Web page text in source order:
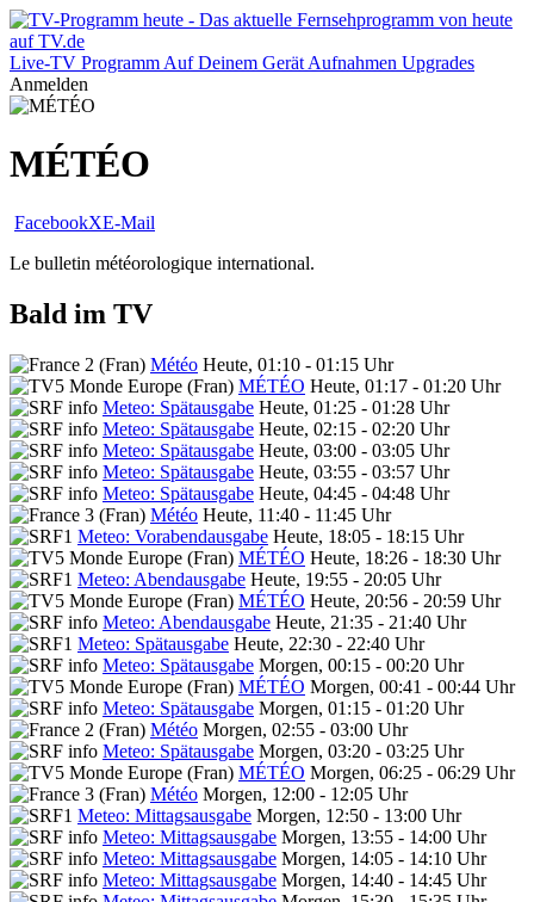
Live-TV Programm Auf Deinem Gerät Aufnahmen Upgrades
Anmelden
MÉTÉO
FacebookXE-Mail
Le bulletin météorologique international.
Bald im TV
Météo Heute, 01:10 - 01:15 Uhr
MÉTÉO Heute, 01:17 - 01:20 Uhr
Meteo: Spätausgabe Heute, 01:25 - 01:28 Uhr
Meteo: Spätausgabe Heute, 02:15 - 02:20 Uhr
Meteo: Spätausgabe Heute, 03:00 - 03:05 Uhr
Meteo: Spätausgabe Heute, 03:55 - 03:57 Uhr
Meteo: Spätausgabe Heute, 04:45 - 04:48 Uhr
Météo Heute, 11:40 - 11:45 Uhr
Meteo: Vorabendausgabe Heute, 18:05 - 18:15 Uhr
MÉTÉO Heute, 18:26 - 18:30 Uhr
Meteo: Abendausgabe Heute, 19:55 - 20:05 Uhr
MÉTÉO Heute, 20:56 - 20:59 Uhr
Meteo: Abendausgabe Heute, 21:35 - 21:40 Uhr
Meteo: Spätausgabe Heute, 22:30 - 22:40 Uhr
Meteo: Spätausgabe Morgen, 00:15 - 00:20 Uhr
MÉTÉO Morgen, 00:41 - 00:44 Uhr
Meteo: Spätausgabe Morgen, 01:15 - 01:20 Uhr
Météo Morgen, 02:55 - 03:00 Uhr
Meteo: Spätausgabe Morgen, 03:20 - 03:25 Uhr
MÉTÉO Morgen, 06:25 - 06:29 Uhr
Météo Morgen, 12:00 - 12:05 Uhr
Meteo: Mittagsausgabe Morgen, 12:50 - 13:00 Uhr
Meteo: Mittagsausgabe Morgen, 13:55 - 14:00 Uhr
Meteo: Mittagsausgabe Morgen, 14:05 - 14:10 Uhr
Meteo: Mittagsausgabe Morgen, 14:40 - 14:45 Uhr